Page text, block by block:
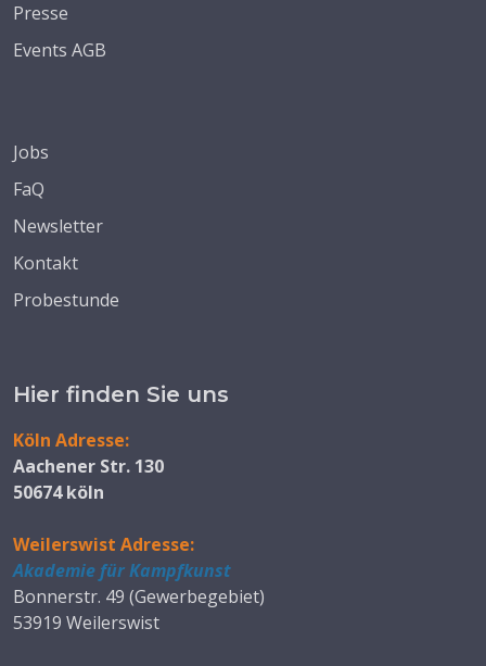
Presse
Events AGB
Jobs
FaQ
Newsletter
Kontakt
Probestunde
Hier finden Sie uns
Köln Adresse:
Aachener Str. 130
50674 köln
Weilerswist Adresse:
Akademie für Kampfkunst
Bonnerstr. 49 (Gewerbegebiet)
53919 Weilerswist